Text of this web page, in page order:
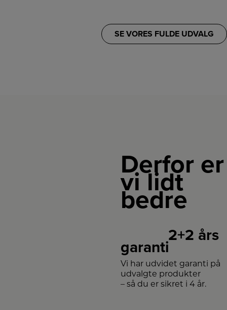
SE VORES FULDE UDVALG
Derfor er
vi lidt
bedre
2+2 års
garanti
Vi har udvidet garanti på
udvalgte produkter
– så du er sikret i 4 år.